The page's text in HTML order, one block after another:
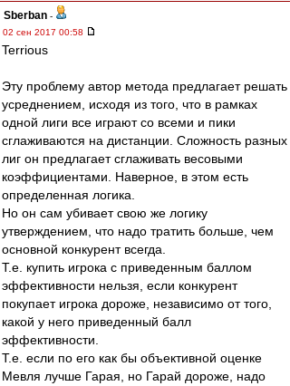
Sberban -
02 сен 2017 00:58
Terrious
Эту проблему автор метода предлагает решать
усреднением, исходя из того, что в рамках
одной лиги все играют со всеми и пики
сглаживаются на дистанции. Сложность разных
лиг он предлагает сглаживать весовыми
коэффициентами. Наверное, в этом есть
определенная логика.
Но он сам убивает свою же логику
утверждением, что надо тратить больше, чем
основной конкурент всегда.
Т.е. купить игрока с приведенным баллом
эффективности нельзя, если конкурент
покупает игрока дороже, независимо от того,
какой у него приведенный балл
эффективности.
Т.е. если по его как бы объективной оценке
Мевля лучше Гарая, но Гарай дороже, надо